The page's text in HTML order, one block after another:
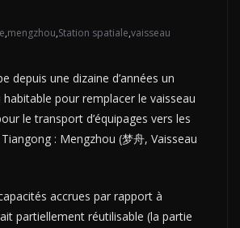
,mengzhou,Station spatiale,vaisseau
depuis une dizaine d’années un
pour remplacer le vaisseau
le transport d’équipages vers les
: Mengzhou (梦舟, Vaisseau
accrues par rapport à
partiellement réutilisable (la partie